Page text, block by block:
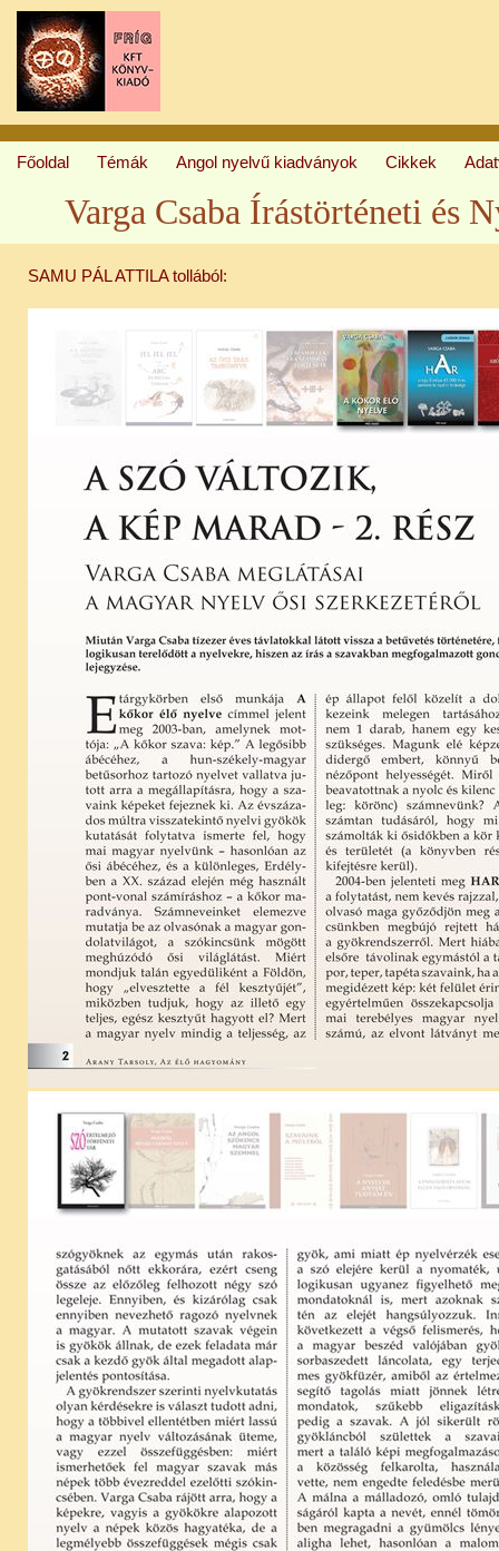
Főoldal Témák Angol nyelvű kiadványok Cikkek
Varga Csaba Írástörténeti és
SAMU PÁL ATTILA tollából: